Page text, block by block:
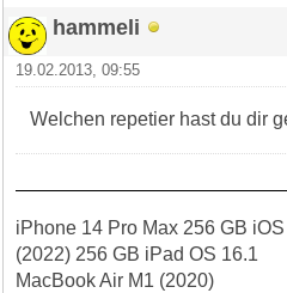
hammeli
19.02.2013, 09:55
Welchen repetier hast du dir
iPhone 14 Pro Max 256 GB
(2022) 256 GB iPad OS 16.1
MacBook Air M1 (2020)